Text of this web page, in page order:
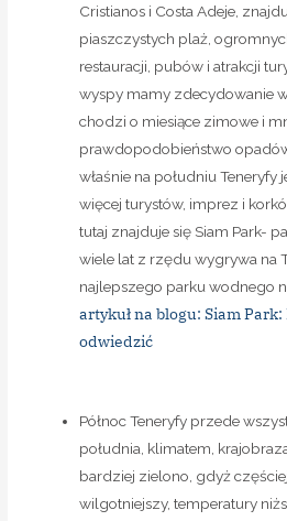
Cristianos i Costa Adeje,
piaszczystych plaż,
restauracji, pubów i atrakcji
wyspy mamy zdecydowanie
chodzi o miesiące zimowe i
prawdopodobieństwo
właśnie na południu Teneryfy
więcej turystów, imprez i
tutaj znajduje się Siam Park-
wiele lat z rzędu wygrywa na
najlepszego parku wodnego
artykuł na blogu: Siam
odwiedzić
Północ Teneryfy przede
południa, klimatem,
bardziej zielono, gdyż
wilgotniejszy, temperatury